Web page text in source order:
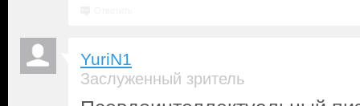
YuriN1
Заслуженный зритель